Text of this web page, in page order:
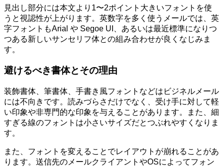
見出し部分には本文より1〜2ポイント大きいフォントを使
うと視認性が上がります。英数字を多く使うメールでは、英
字フォントもArial や Segoe UI、あるいは最近標準になりつ
つある新しいサンセリフ体との組み合わせが良くなじみま
す。
避けるべき書体とその理由
装飾書体、筆書体、手書き風フォントなどはビジネルメール
には不向きです。読みづらさだけでなく、受け手に対して軽
い印象や非専門的な印象を与えることがあります。また、細
すぎる線のフォントは小さいサイズだとつぶれやすくなりま
す。
また、フォントを変えることでレイアウトが崩れることがあ
ります。送信先のメールクライアントやOSによってフォン